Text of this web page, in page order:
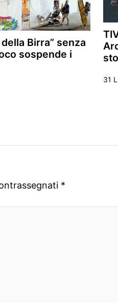
della Birra” senza
sospende i
31
*